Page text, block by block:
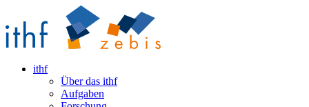
ithf
Über das ithf
Aufgaben